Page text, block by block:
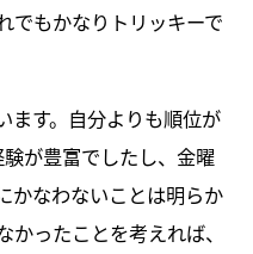
でもかなりトリッキーで
ます。自分よりも順位が
が豊富でしたし、金曜
かなわないことは明らか
ったことを考えれば、